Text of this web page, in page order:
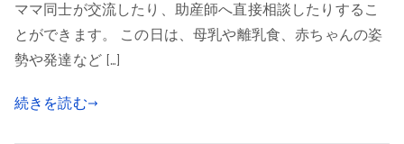
ママ同士が交流したり、助産師へ直接相談したりするこ
とができます。 この日は、母乳や離乳食、赤ちゃんの姿
勢や発達など […]
続きを読む